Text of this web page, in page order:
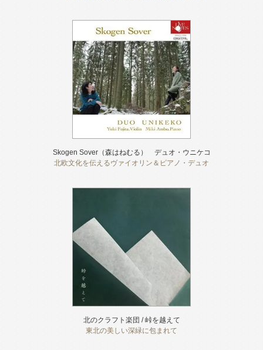
Skogen Sover（森はねむる） デュオ・ウニケコ
北欧文化を伝えるヴァイオリン＆ピアノ・デュオ
北のクラフト楽団 / 峠を越えて
東北の美しい深緑に包まれて